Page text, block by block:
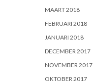
MAART 2018
FEBRUARI 2018
JANUARI 2018
DECEMBER 2017
NOVEMBER 2017
OKTOBER 2017